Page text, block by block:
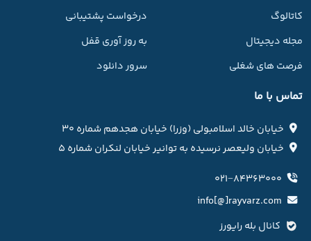
کاتالوگ
مجله دیجیتال
فرصت های شغلی
درخواست پشتیبانی
به روز آوری قفل
سرور دانلود
تماس با ما
خیابان خالد اسلامبولی (وزرا) خیابان هجدهم شماره ۳۰
خیابان ولیعصر نرسیده به توانیر خیابان لنکران شماره ۵
۰۲۱−۸۴۳۶۳۰۰۰
info[@]rayvarz.com
کانال بله رایورز